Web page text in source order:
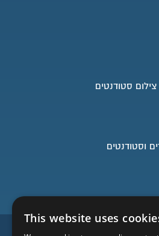
סטודנטים
וסטודנטים
השארו בעניינים
This website uses